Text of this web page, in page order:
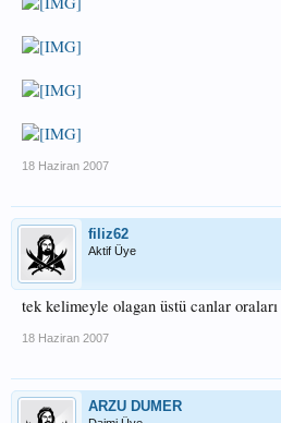
18 Haziran 2007
filiz62
Aktif Üye
tek kelimeyle olagan üstü canlar
18 Haziran 2007
ARZU DUMER